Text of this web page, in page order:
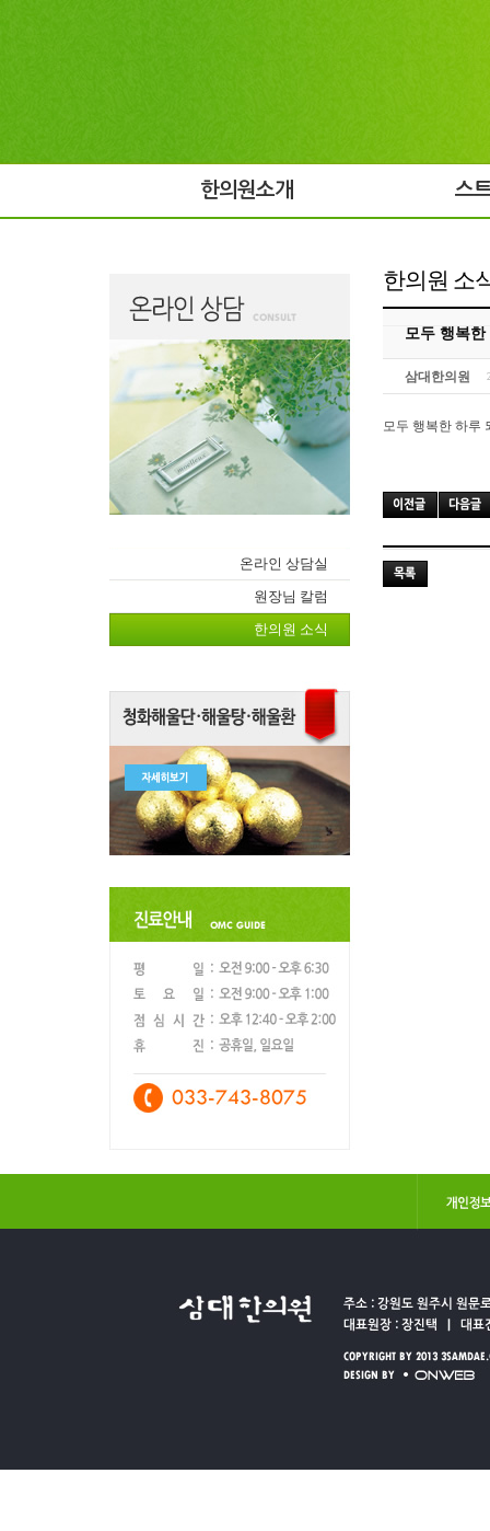
한의원소개 스
온라인 상담실
원장님 칼럼
한의원 소식
한의원 소
모두 행복
삼대한의원
모두 행복한 하루